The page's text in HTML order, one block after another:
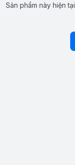
Sản phẩm này hiện